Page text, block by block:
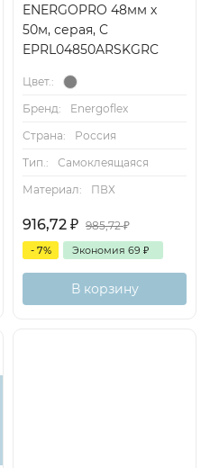
ENERGOPRO 48мм х
50м, серая, C
EPRL04850ARSKGRC
Цвет.:
Бренд:
Energoflex
Страна:
Россия
Тип.:
Самоклеящаяся
Материал:
ПВХ
916,72 ₽ 985,72₽
- 7% Экономия 69 ₽
В корзину